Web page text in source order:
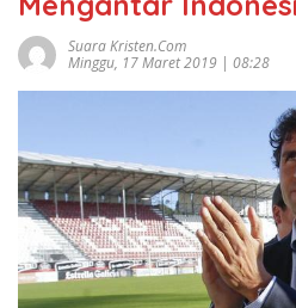
Suara Kristen.com
Minggu, 17 Maret 2019 | 08:28